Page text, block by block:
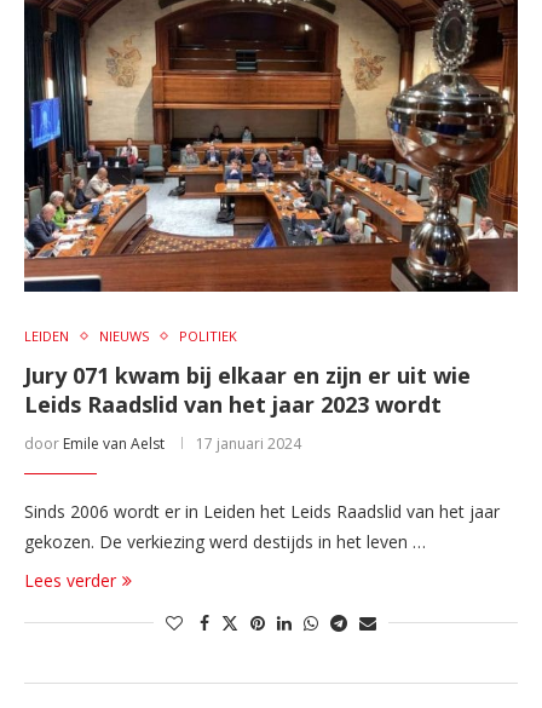
LEIDEN NIEUWS POLITIEK
Jury 071 kwam bij elkaar en zijn er uit wie
Leids Raadslid van het jaar 2023 wordt
door Emile van Aelst 17 januari 2024
Sinds 2006 wordt er in Leiden het Leids Raadslid van het jaar
gekozen. De verkiezing werd destijds in het leven …
Lees verder